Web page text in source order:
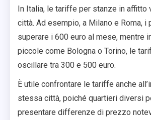
In Italia, le tariffe per stanze in affitto
città. Ad esempio, a Milano e Roma,
superare i 600 euro al mese, mentre
piccole come Bologna o Torino, le
oscillare tra 300 e 500 euro.
È utile confrontare le tariffe anche
stessa città, poiché quartieri diversi
presentare differenze di prezzo